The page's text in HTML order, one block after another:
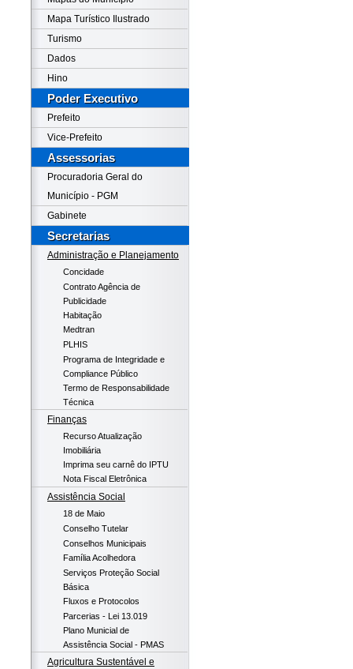
Mapa Turístico Ilustrado
Turismo
Dados
Hino
Poder Executivo
Prefeito
Vice-Prefeito
Assessorias
Procuradoria Geral do
Município - PGM
Gabinete
Secretarias
Administração e Planejamento
Concidade
Contrato Agência de
Publicidade
Habitação
Medtran
PLHIS
Programa de Integridade e
Compliance Público
Termo de Responsabilidade
Técnica
Finanças
Recurso Atualização
Imobiliária
Imprima seu carnê do IPTU
Nota Fiscal Eletrônica
Assistência Social
18 de Maio
Conselho Tutelar
Conselhos Municipais
Família Acolhedora
Serviços Proteção Social
Básica
Fluxos e Protocolos
Parcerias - Lei 13.019
Plano Municial de
Assistência Social - PMAS
Agricultura Sustentável e